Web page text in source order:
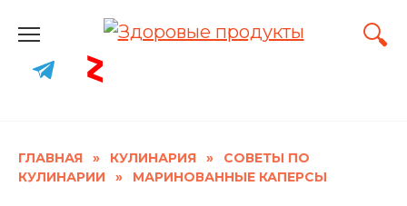
content
ГЛАВНАЯ » КУЛИНАРИЯ »
СОВЕТЫ ПО
КУЛИНАРИИ
» МАРИНОВАННЫЕ КАПЕРСЫ